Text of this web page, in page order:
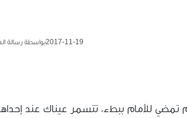
2017-11-19بواسطة رسالة
ثم تمضي للأمام ببطء، تتسمر عيناك عند